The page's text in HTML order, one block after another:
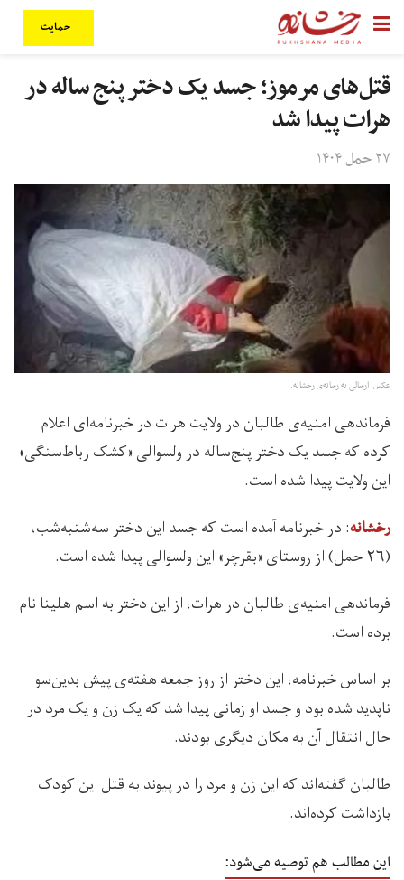
حمایت
قتل‌های مرموز؛ جسد یک دختر پنج‌ ساله در
هرات پیدا شد
۲۷ حمل ۱۴۰۴
عکس: ارسالی به رسانه‌ی رخشانه.
فرماندهی امنیه‌ی طالبان در ولایت هرات در خبرنامه‌ای اعلام
کرده که جسد یک دختر پنج‌ساله در ولسوالی «کشک رباط‌سنگی»
این ولایت پیدا شده‌ است.
رخشانه: در خبرنامه آمده است که جسد این دختر سه‌شنبه‌شب،
(۲۶ حمل) از روستای «بقرچر» این ولسوالی پیدا شده است.
فرماندهی امنیه‌ی طالبان در هرات، از این دختر به اسم هلینا نام
برده است.
بر اساس خبرنامه، این دختر از روز جمعه‌ هفته‌ی پیش بدین‌سو
ناپدید شده بود و جسد او زمانی پیدا شد که یک زن و یک مرد در
حال انتقال آن به مکان دیگری بودند.
طالبان گفته‌اند که این زن و مرد را در پیوند به قتل این کودک
بازداشت کرده‌اند.
این مطالب هم توصیه می‌شود: